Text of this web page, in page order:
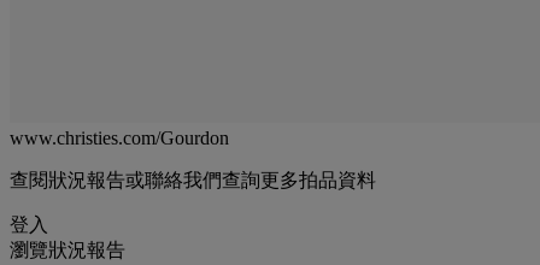
www.christies.com/Gourdon
查閱狀況報告或聯絡我們查詢更多拍品資料
登入
瀏覽狀況報告